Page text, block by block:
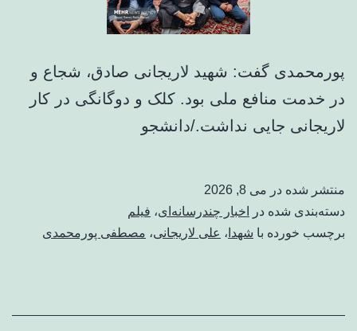
متوقف
نخواهد
پورمحمدی گفت: شهید لاریجانی صادق، شجاع و
در خدمت منافع ملی بود. کلک و دوگانگی در کار
لاریجانی جایی نداشت./دانشجو
منتشر شده در می 8, 2026
دسته‌بندی شده در
اخبار چندرسانه‌ای، فیلم
برچسب خورده با شهدا ، علی لاریجانی، مصطفی پورمحمدی